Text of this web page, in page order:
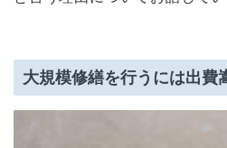
大規模修繕を行うには出費